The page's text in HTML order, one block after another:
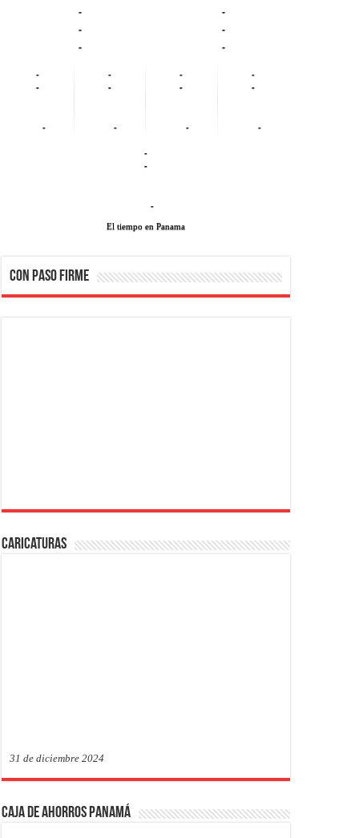
-
-
-
-
-
-
-
-
-
-
-
-
-
-
-
-
-
-
-
-
-
El tiempo en Panama
CON PASO FIRME
Caricaturas
31 de diciembre 2024
Caja de Ahorros Panamá